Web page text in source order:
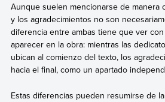
Aunque suelen mencionarse de manera
y los agradecimientos no son
diferencia entre ambas tiene que ver
aparecer en la obra: mientras las
ubican al comienzo del texto, los
hacia el final, como un apartado
Estas diferencias pueden resumirse de